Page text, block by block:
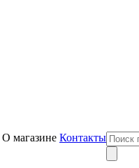
О магазине Контакты